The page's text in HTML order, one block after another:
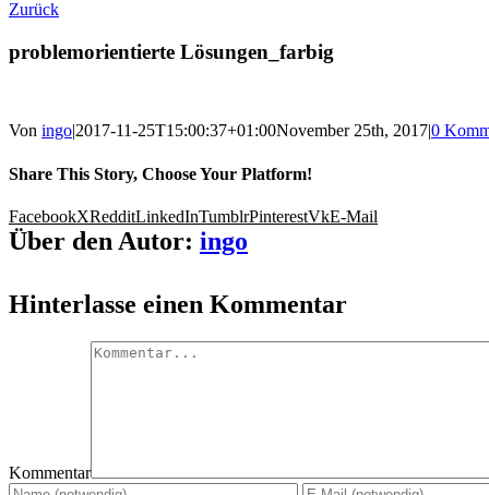
Zurück
problemorientierte Lösungen_farbig
Von ingo|2017-11-25T15:00:37+01:00November 25th, 2017|0
Share This Story, Choose Your Platform!
FacebookXRedditLinkedInTumblrPinterestVkE-Mail
Über den Autor: ingo
Hinterlasse einen Kommentar
Kommentar